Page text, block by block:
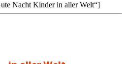
Nacht Kinder in aller Welt“]